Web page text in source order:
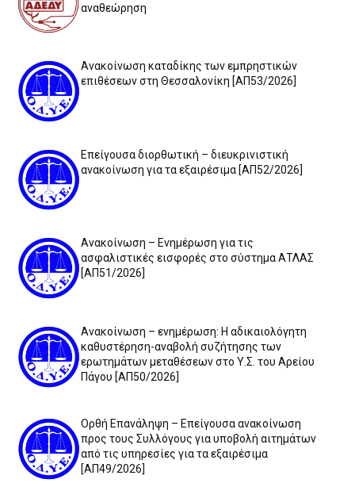
αναθεώρηση
Ανακοίνωση καταδίκης των εμπρηστικών
επιθέσεων στη Θεσσαλονίκη [ΑΠ53/2026]
Επείγουσα διορθωτική – διευκρινιστική
ανακοίνωση για τα εξαιρέσιμα [ΑΠ52/2026]
Ανακοίνωση – Ενημέρωση για τις
ασφαλιστικές εισφορές στο σύστημα ΑΤΛΑΣ
[ΑΠ51/2026]
Ανακοίνωση – ενημέρωση: Η αδικαιολόγητη
καθυστέρηση-αναβολή συζήτησης των
ερωτημάτων μεταθέσεων στο Υ.Σ. του Αρείου
Πάγου [ΑΠ50/2026]
Ορθή Επανάληψη – Επείγουσα ανακοίνωση
προς τους Συλλόγους για υποβολή αιτημάτων
από τις υπηρεσίες για τα εξαιρέσιμα
[ΑΠ49/2026]